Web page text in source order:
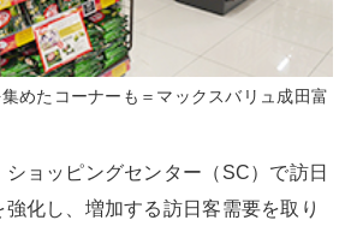
めたコーナーも＝マックスバリュ成田富
ョッピングセンター（SC）で訪日
化し、増加する訪日客需要を取り